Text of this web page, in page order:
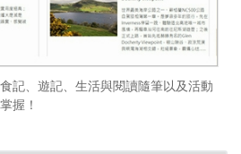
記、遊記、生活與閱讀隨筆以及活動
握！